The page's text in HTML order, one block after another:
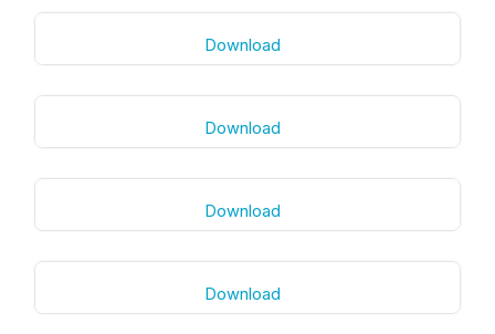
Download
Download
Download
Download